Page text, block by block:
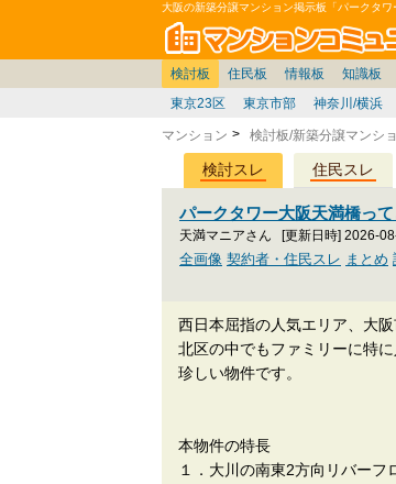
大阪の新築分譲マンション掲示板「パークタ
検討板
東京23区
東京市部 神奈川/横浜
住民板
東京 神奈川 埼玉/千葉/関東 札
情報板
価格表 スムログ出張所 暮らしや
知識板
住宅ローン デベ/ゼネコン マンシ
雑談 賃貸 移住相談 リゾート
お便り返し 座談会/対談 ブロガ
関東 中部 近畿 北海道 東北
東京都 神奈川県 千葉県 埼玉県
注文住宅 建売住宅 戸建質問
マンション 検討板/新築分譲マンシ
検討スレ 住民スレ
パークタワー大阪天満橋っ
天満マニアさん [更新日時] 2026-
全画像 契約者・住民スレ まとめ
西日本屈指の人気エリア、大
北区の中でもファミリーに特
珍しい物件です。
本物件の特長
１．大川の南東2方向リバー